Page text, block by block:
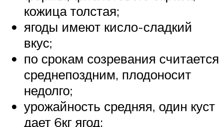
кожица толстая;
ягоды имеют кисло-сладкий
вкус;
по срокам созревания считается
среднепоздним, плодоносит
недолго;
урожайность средняя, один куст
дает 6кг ягод;